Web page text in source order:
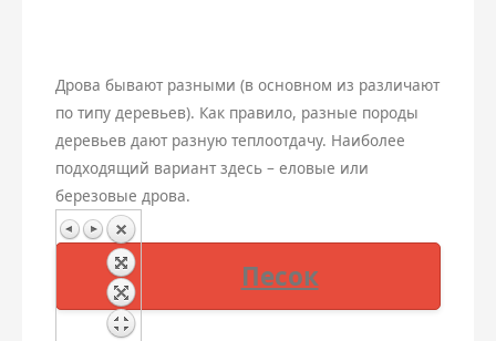
Бой
Дрова
Бетон
Дренаж
Земляные работы
Дрова бывают разными (в основном из различают
по типу деревьев). Как правило, разные породы
деревьев дают разную теплоотдачу. Наиболее
подходящий вариант здесь – еловые или
березовые дрова.
Песок